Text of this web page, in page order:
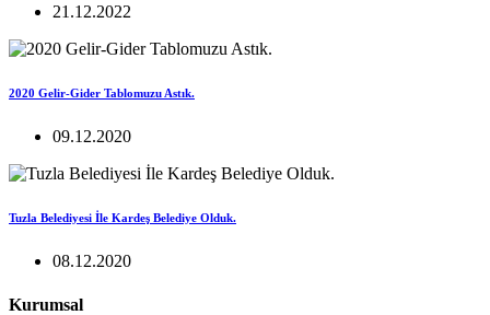
21.12.2022
2020 Gelir-Gider Tablomuzu Astık.
09.12.2020
Tuzla Belediyesi İle Kardeş Belediye Olduk.
08.12.2020
Kurumsal